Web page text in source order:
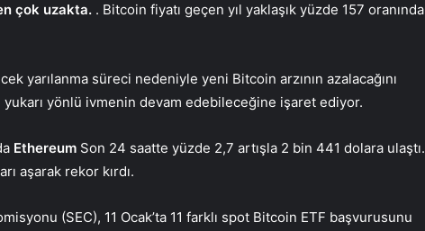
çok uzakta. . Bitcoin fiyatı geçen yıl yaklaşık yüzde 157 oranında
yarılanma süreci nedeniyle yeni Bitcoin arzının azalacağını
yukarı yönlü ivmenin devam edebileceğine işaret ediyor.
Ethereum Son 24 saatte yüzde 2,7 artışla 2 bin 441 dolara ulaştı.
aşarak rekor kırdı.
(SEC), 11 Ocak’ta 11 farklı spot Bitcoin ETF başvurusunu